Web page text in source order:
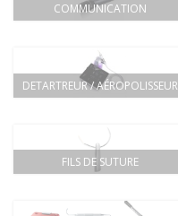
COMMUNICATION
DETARTREUR / AÉROPOLISSEUR
FILS DE SUTURE